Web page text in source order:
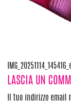
Navigazione
articoli
LASCIA UN
Il tuo indirizzo email